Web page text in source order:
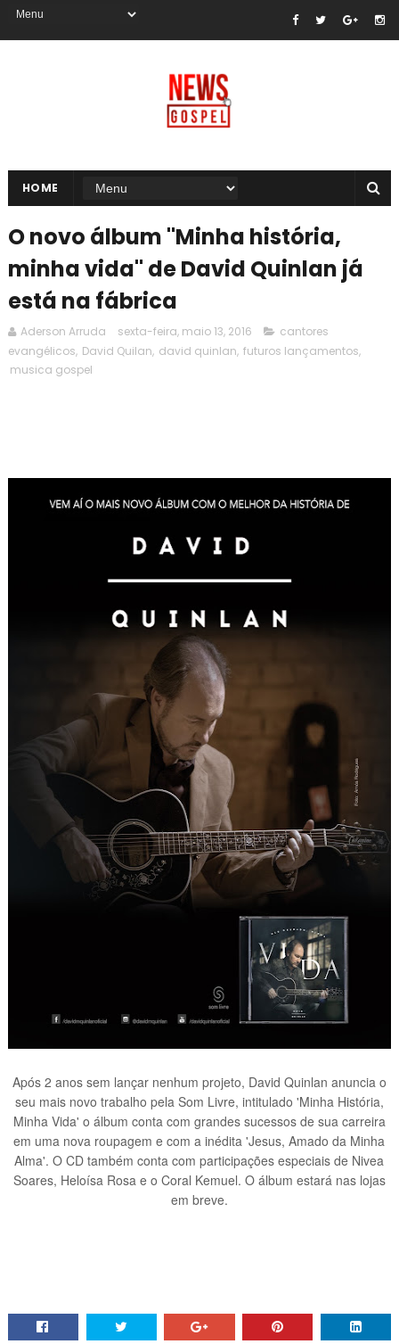
HOME
O novo álbum "Minha história,
minha vida" de David Quinlan já
está na fábrica
Aderson Arruda sexta-feira, maio 13, 2016
cantores
evangélicos, David Quilan, david quinlan, futuros lançamentos,
musica gospel
Após 2 anos sem lançar nenhum projeto, David Quinlan anuncia o
seu mais novo trabalho pela Som Livre, intitulado 'Minha História,
Minha Vida' o álbum conta com grandes sucessos de sua carreira
em uma nova roupagem e com a inédita 'Jesus, Amado da Minha
Alma'. O CD também conta com participações especiais de Nivea
Soares, Heloísa Rosa e o Coral Kemuel. O álbum estará nas lojas
em breve.